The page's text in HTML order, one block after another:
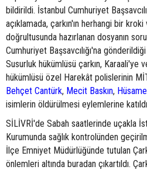
bildirildi. İstanbul Cumhuriyet
açıklamada, çarkın'ın herhangi bir
doğrultusunda hazırlanan dosyanın
Cumhuriyet Başsavcılığı'na
Susurluk hükümlüsü çarkın, Karaali'ye
hükümlüsü özel Harekât polislerinin
Behçet Cantürk, Mecit Baskın,
isimlerin öldürülmesi eylemlerine
SİLİVRİ'de Sabah saatlerinde uçakla
Kurumunda sağlık kontrolünden
İlçe Emniyet Müdürlüğünde tutulan
önlemleri altında buradan çıkartıldı.